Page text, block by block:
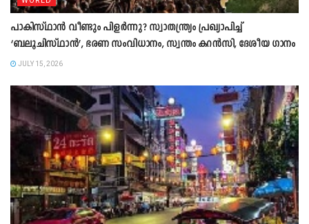
പാകിസ്ഥാൻ വീണ്ടും പിളർന്നു? സ്വാതന്ത്ര്യം പ്രഖ്യാപിച്ച്
‘ബലൂചിസ്ഥാൻ’, ഭരണ സംവിധാനം, സ്വന്തം കറൻസി, ദേശീയ ഗാനം
JULY 15, 2026